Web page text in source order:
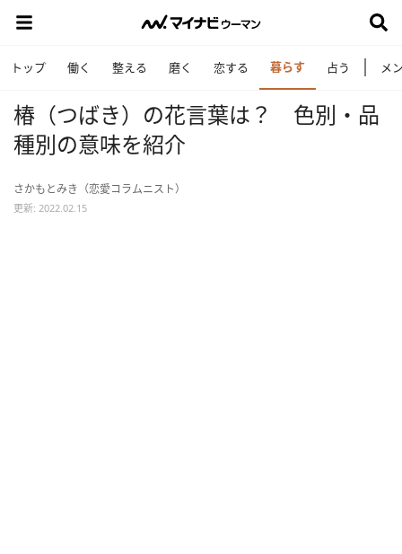
トップ 働く 整える 磨く 恋する 暮らす 占う メ
椿（つばき）の花言葉は？ 色別・品
種別の意味を紹介
さかもとみき（恋愛コラムニスト）
更新: 2022.02.15